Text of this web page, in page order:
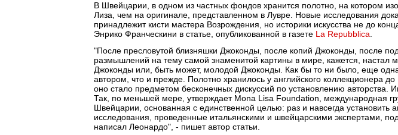
В Швейцарии, в одном из частных фондов хранится полотно, на котором
Лиза, чем на оригинале, представленном в Лувре. Новые исследования
принадлежит кисти мастера Возрождения, но историки искусства не до
Энрико Франческини в статье, опубликованной в газете La Repubblica
"После пресловутой близняшки Джоконды, после копий Джоконды, после
размышлений на тему самой знаменитой картины в мире, кажется, настал
Джоконды или, быть может, молодой Джоконды. Как бы то ни было, еще
автором, что и прежде. Полотно хранилось у английского коллекционера
оно стало предметом бесконечных дискуссий по установлению авторства.
Так, по меньшей мере, утверждает Mona Lisa Foundation, международная
Швейцарии, основанная с единственной целью: раз и навсегда установить
исследования, проведенные итальянскими и швейцарскими экспертами,
написал Леонардо", - пишет автор статьи.